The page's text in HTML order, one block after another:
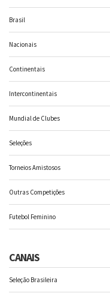
Brasil
Nacionais
Continentais
Intercontinentais
Mundial de Clubes
Seleções
Torneios Amistosos
Outras Competições
Futebol Feminino
CANAIS
Seleção Brasileira